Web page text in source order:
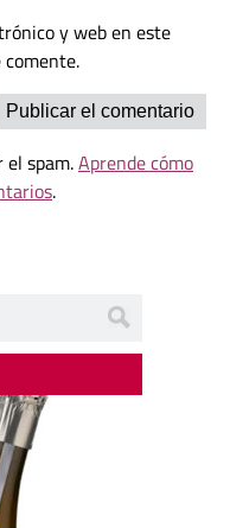
y web en este
comente.
spam.Aprende cómo
.